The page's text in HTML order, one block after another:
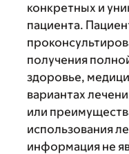
конкретных и
пациента.
получения
здоровье,
вариантах
или
использования
информация не